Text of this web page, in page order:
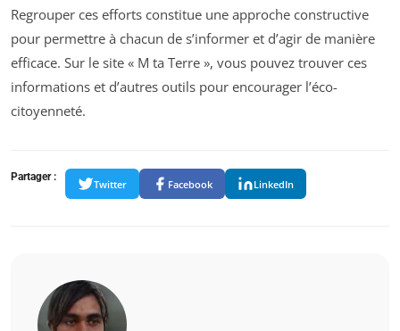
Regrouper ces efforts constitue une approche constructive
pour permettre à chacun de s’informer et d’agir de manière
efficace. Sur le site « M ta Terre », vous pouvez trouver ces
informations et d’autres outils pour encourager l’éco-
citoyenneté.
Partager :
Twitter Facebook LinkedIn